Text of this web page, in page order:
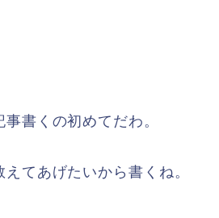
書くの初めてだわ。
てあげたいから書くね。